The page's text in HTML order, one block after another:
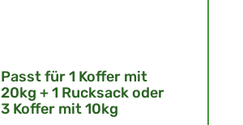
Passt für 1 Koffer mit
20kg + 1 Rucksack oder
3 Koffer mit 10kg